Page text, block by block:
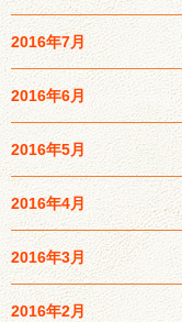
2016年7月
2016年6月
2016年5月
2016年4月
2016年3月
2016年2月